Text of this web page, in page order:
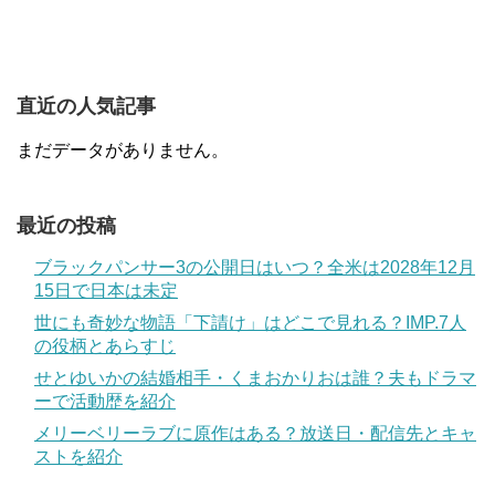
直近の人気記事
まだデータがありません。
最近の投稿
ブラックパンサー3の公開日はいつ？全米は2028年12月
15日で日本は未定
世にも奇妙な物語「下請け」はどこで見れる？IMP.7人
の役柄とあらすじ
せとゆいかの結婚相手・くまおかりおは誰？夫もドラマ
ーで活動歴を紹介
メリーベリーラブに原作はある？放送日・配信先とキャ
ストを紹介